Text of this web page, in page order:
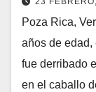
Poza Rica,
años de edad,
fue derribado
en el caballo